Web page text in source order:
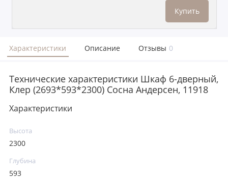
Купить
Характеристики Описание Отзывы 0
Технические характеристики Шкаф 6-дверный,
Клер (2693*593*2300) Сосна Андерсен, 11918
Характеристики
Высота
2300
Глубина
593